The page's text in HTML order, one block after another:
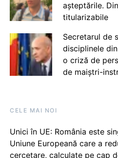
așteptările.
titularizabile
Secretarul de
disciplinele
o criză de
de maiștri-
CELE MAI NOI
Unici în UE: România este
Uniune Europeană care a
cercetare, calculate pe cap